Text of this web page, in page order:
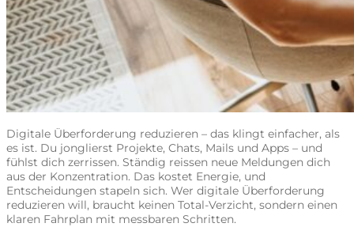
Digitale Überforderung reduzieren – das klingt einfacher, als
es ist. Du jonglierst Projekte, Chats, Mails und Apps – und
fühlst dich zerrissen. Ständig reissen neue Meldungen dich
aus der Konzentration. Das kostet Energie, und
Entscheidungen stapeln sich. Wer digitale Überforderung
reduzieren will, braucht keinen Total-Verzicht, sondern einen
klaren Fahrplan mit messbaren Schritten.